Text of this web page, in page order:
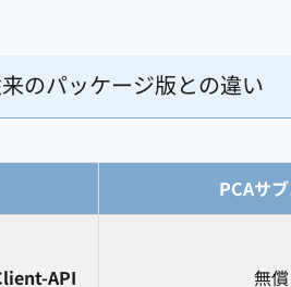
のパッケージ版との違い
PCAサ
API 無償